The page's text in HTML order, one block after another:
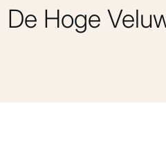
De Hoge